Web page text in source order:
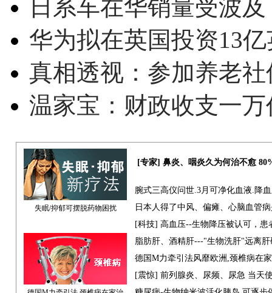
日系车在华销量受波
华为拟在英国投资13
真相透视：参加养老
温家宝：财政收支一
失眠/抑郁可摆脱药物困扰
[专家] 鼻炎、咽炎久为何治不愈
腕式三高仪问世.3月可净化血液.降
日本人得了中风、偏瘫、心脑血管
[科技] 高血压--生物降压被认可，患
脂肪肝、酒精肝---"生物洗肝"远离肝
德国M力牵引法风靡欧洲,颈椎病在
[震惊] 前列腺炎、尿频、尿急 当天